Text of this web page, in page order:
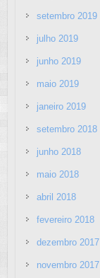
setembro 2019
julho 2019
junho 2019
maio 2019
janeiro 2019
setembro 2018
junho 2018
maio 2018
abril 2018
fevereiro 2018
dezembro 2017
novembro 2017